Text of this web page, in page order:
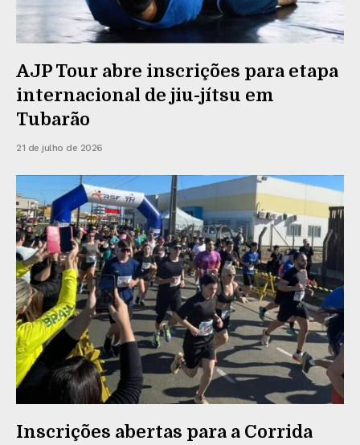
AJP Tour abre inscrições para etapa
internacional de jiu-jítsu em
Tubarão
21 de julho de 2026
Inscrições abertas para a Corrida